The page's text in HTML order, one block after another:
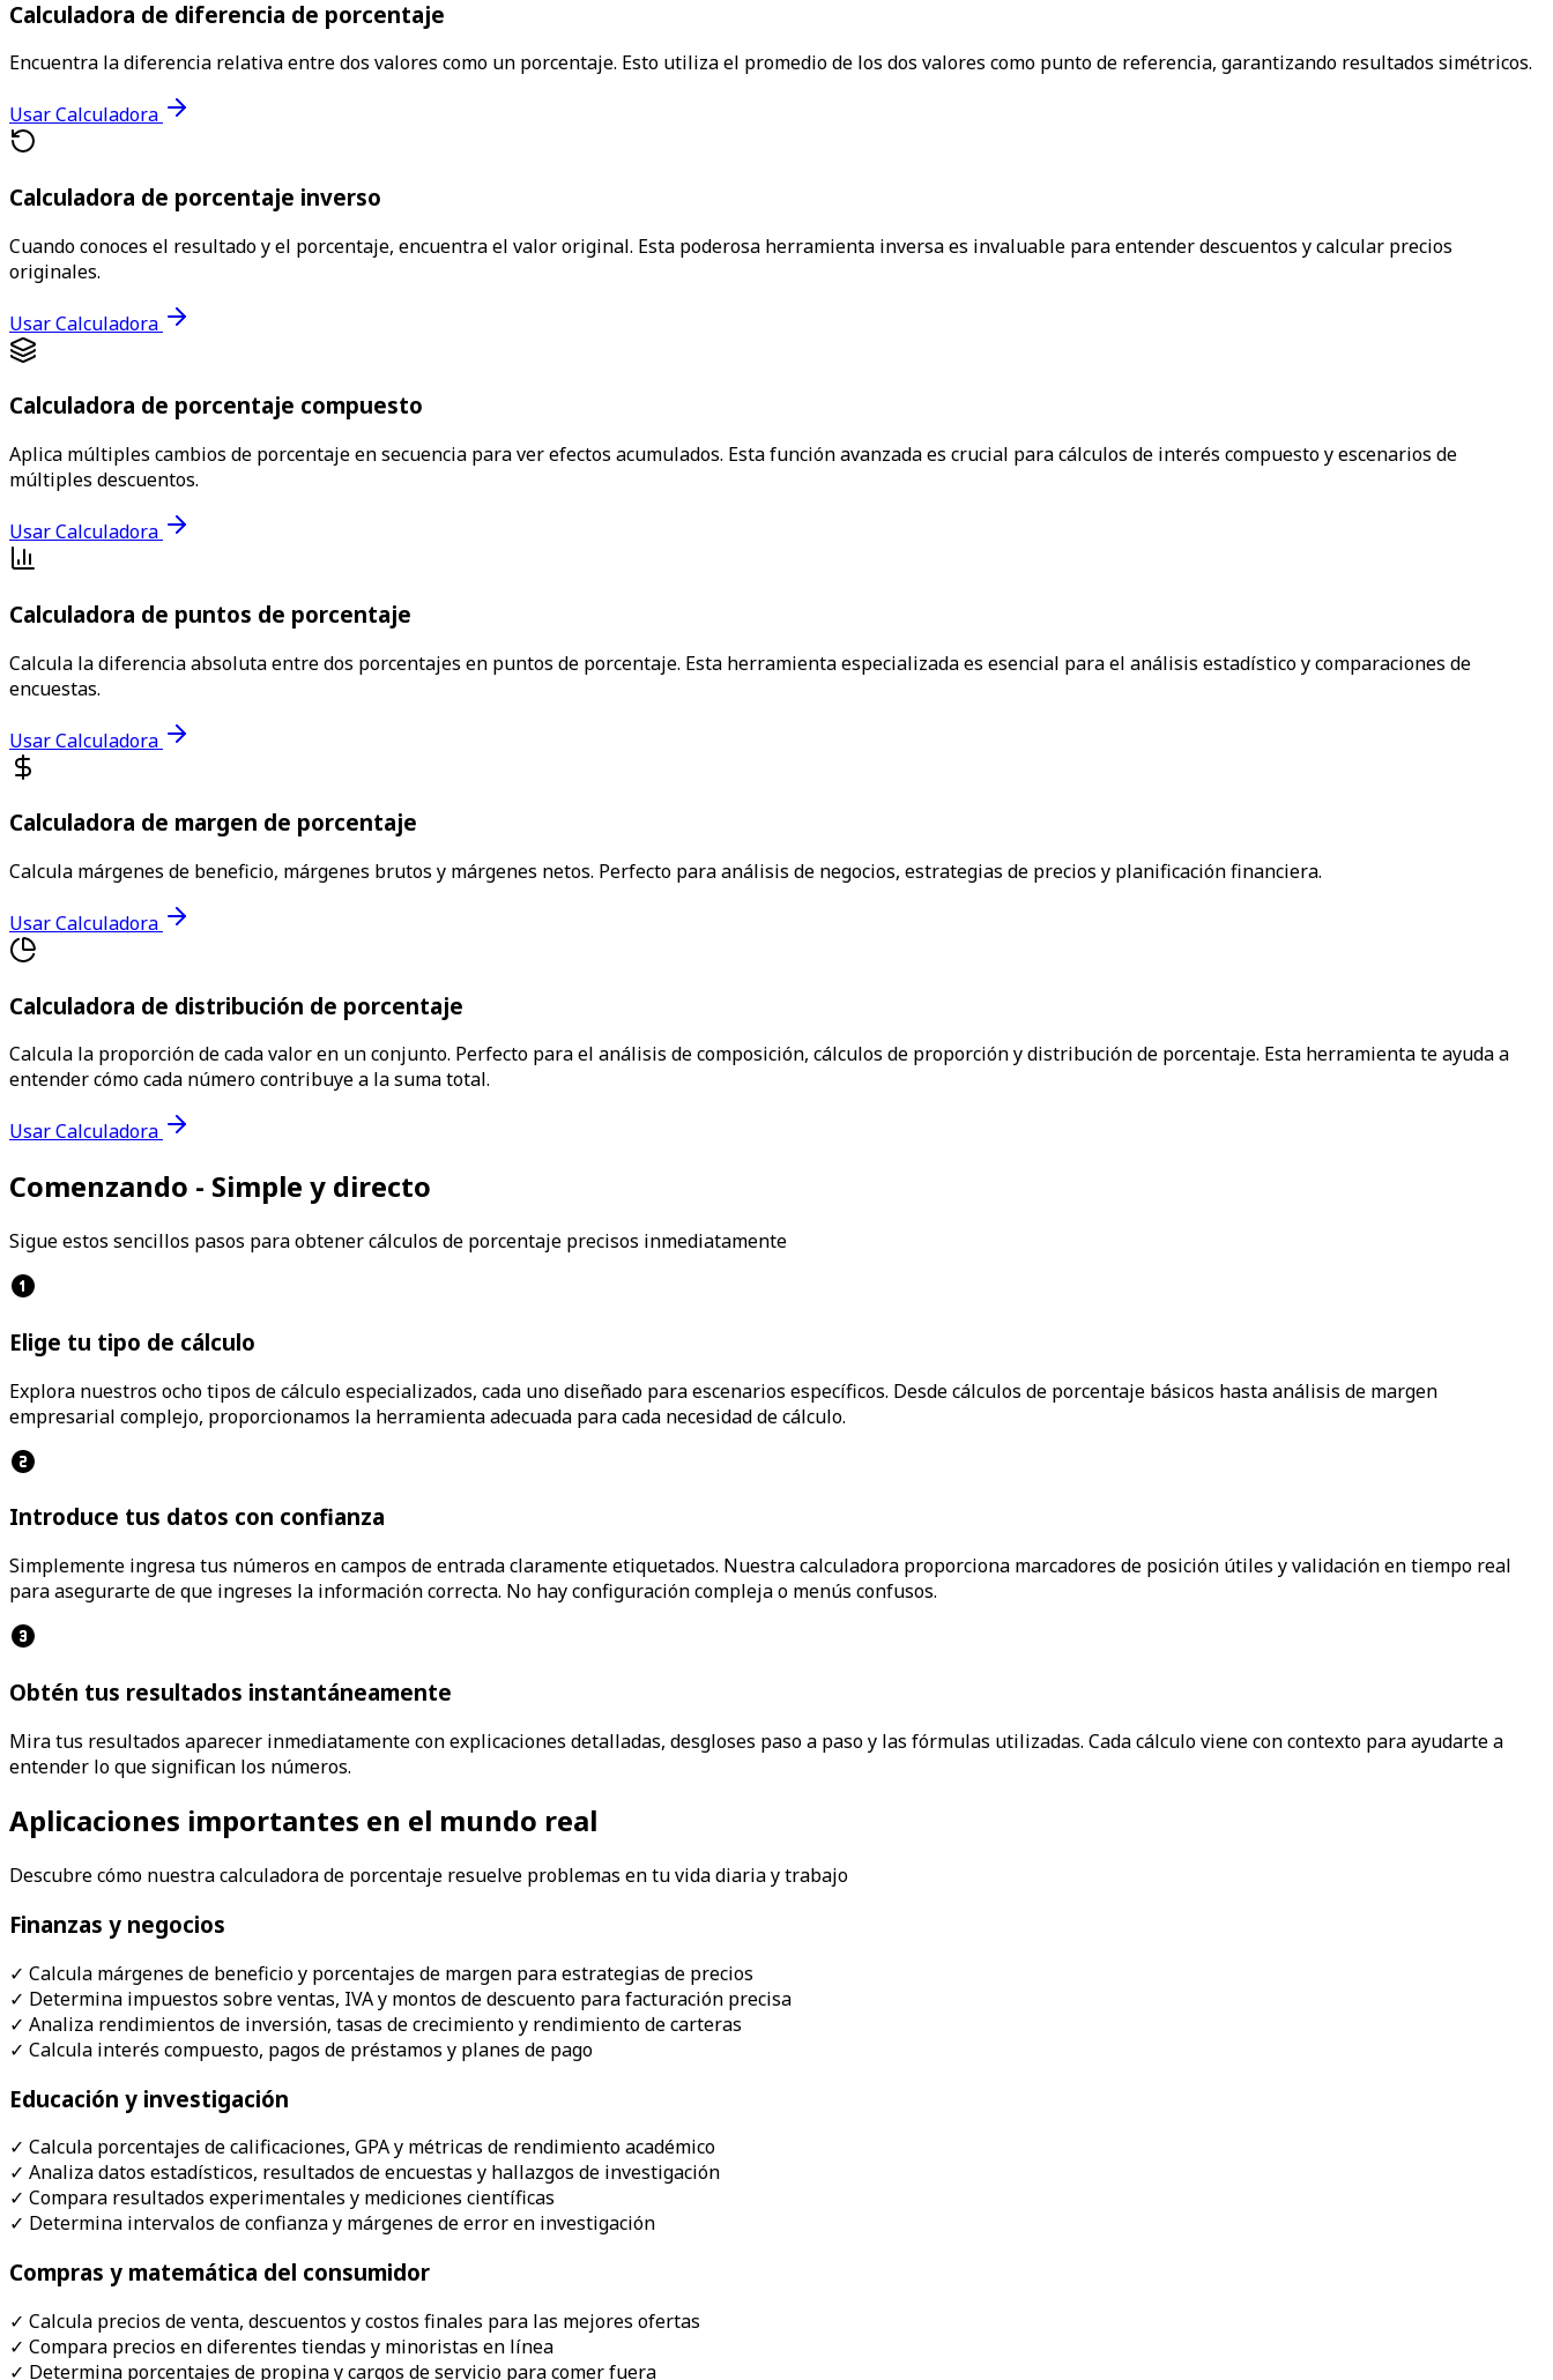
Calculadora de diferencia de porcentaje
Encuentra la diferencia relativa entre dos valores como un porcentaje. Esto utiliza el promedio de los dos valores como punto de referencia, garantizando resultados simétricos.
Usar Calculadora
Calculadora de porcentaje inverso
Cuando conoces el resultado y el porcentaje, encuentra el valor original. Esta poderosa herramienta inversa es invaluable para entender descuentos y calcular precios
originales.
Usar Calculadora
Calculadora de porcentaje compuesto
Aplica múltiples cambios de porcentaje en secuencia para ver efectos acumulados. Esta función avanzada es crucial para cálculos de interés compuesto y escenarios de
múltiples descuentos.
Usar Calculadora
Calculadora de puntos de porcentaje
Calcula la diferencia absoluta entre dos porcentajes en puntos de porcentaje. Esta herramienta especializada es esencial para el análisis estadístico y comparaciones de
encuestas.
Usar Calculadora
Calculadora de margen de porcentaje
Calcula márgenes de beneficio, márgenes brutos y márgenes netos. Perfecto para análisis de negocios, estrategias de precios y planificación financiera.
Usar Calculadora
Calculadora de distribución de porcentaje
Calcula la proporción de cada valor en un conjunto. Perfecto para el análisis de composición, cálculos de proporción y distribución de porcentaje. Esta herramienta te ayuda a
entender cómo cada número contribuye a la suma total.
Usar Calculadora
Comenzando - Simple y directo
Sigue estos sencillos pasos para obtener cálculos de porcentaje precisos inmediatamente
Elige tu tipo de cálculo
Explora nuestros ocho tipos de cálculo especializados, cada uno diseñado para escenarios específicos. Desde cálculos de porcentaje básicos hasta análisis de margen
empresarial complejo, proporcionamos la herramienta adecuada para cada necesidad de cálculo.
Introduce tus datos con confianza
Simplemente ingresa tus números en campos de entrada claramente etiquetados. Nuestra calculadora proporciona marcadores de posición útiles y validación en tiempo real
para asegurarte de que ingreses la información correcta. No hay configuración compleja o menús confusos.
Obtén tus resultados instantáneamente
Mira tus resultados aparecer inmediatamente con explicaciones detalladas, desgloses paso a paso y las fórmulas utilizadas. Cada cálculo viene con contexto para ayudarte a
entender lo que significan los números.
Aplicaciones importantes en el mundo real
Descubre cómo nuestra calculadora de porcentaje resuelve problemas en tu vida diaria y trabajo
Finanzas y negocios
✓ Calcula márgenes de beneficio y porcentajes de margen para estrategias de precios
✓ Determina impuestos sobre ventas, IVA y montos de descuento para facturación precisa
✓ Analiza rendimientos de inversión, tasas de crecimiento y rendimiento de carteras
✓ Calcula interés compuesto, pagos de préstamos y planes de pago
Educación y investigación
✓ Calcula porcentajes de calificaciones, GPA y métricas de rendimiento académico
✓ Analiza datos estadísticos, resultados de encuestas y hallazgos de investigación
✓ Compara resultados experimentales y mediciones científicas
✓ Determina intervalos de confianza y márgenes de error en investigación
Compras y matemática del consumidor
✓ Calcula precios de venta, descuentos y costos finales para las mejores ofertas
✓ Compara precios en diferentes tiendas y minoristas en línea
✓ Determina porcentajes de propina y cargos de servicio para comer fuera